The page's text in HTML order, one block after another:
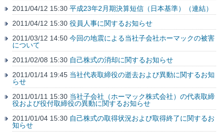
2011/04/12 15:30 平成23年2月期決算短信（日本基準）（連結）
2011/04/12 15:30 役員人事に関するお知らせ
2011/03/12 14:50 今回の地震による当社子会社ホーマックの被害
について
2011/02/08 15:30 自己株式の消却に関するお知らせ
2011/01/14 19:45 当社代表取締役の逝去および異動に関するお知
らせ
2011/01/11 15:30 当社子会社（ホーマック株式会社）の代表取締
役および役付取締役の異動に関するお知らせ
2011/01/04 15:30 自己株式の取得状況および取得終了に関するお
知らせ